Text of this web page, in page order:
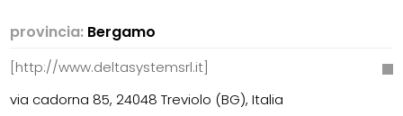
provincia: Bergamo
[http://www.deltasystemsrl.it]
via cadorna 85, 24048 Treviolo (BG), Italia